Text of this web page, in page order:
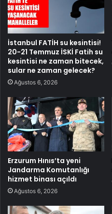
İstanbul FATİH su kesintisi!
20-21 Temmuz İSKİ Fatih su
kesintisi ne zaman bitecek,
sular ne zaman gelecek?
Ağustos 6, 2026
Erzurum Hınıs’ta yeni
Jandarma Komutanlığı
hizmet binası açıldı
Ağustos 6, 2026